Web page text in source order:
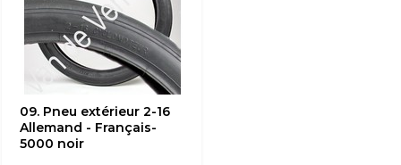
09. Pneu extérieur 2-16
Allemand - Français-
5000 noir